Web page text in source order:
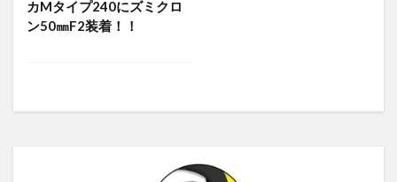
カMタイプ240にズミクロ
ン50㎜F2装着！！